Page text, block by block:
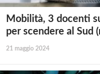
Mobilità, 3 docenti
per scendere al Sud
21 maggio 2024